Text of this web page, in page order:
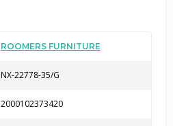
ROOMERS FURNITURE
NX-22778-35/G
2000102373420